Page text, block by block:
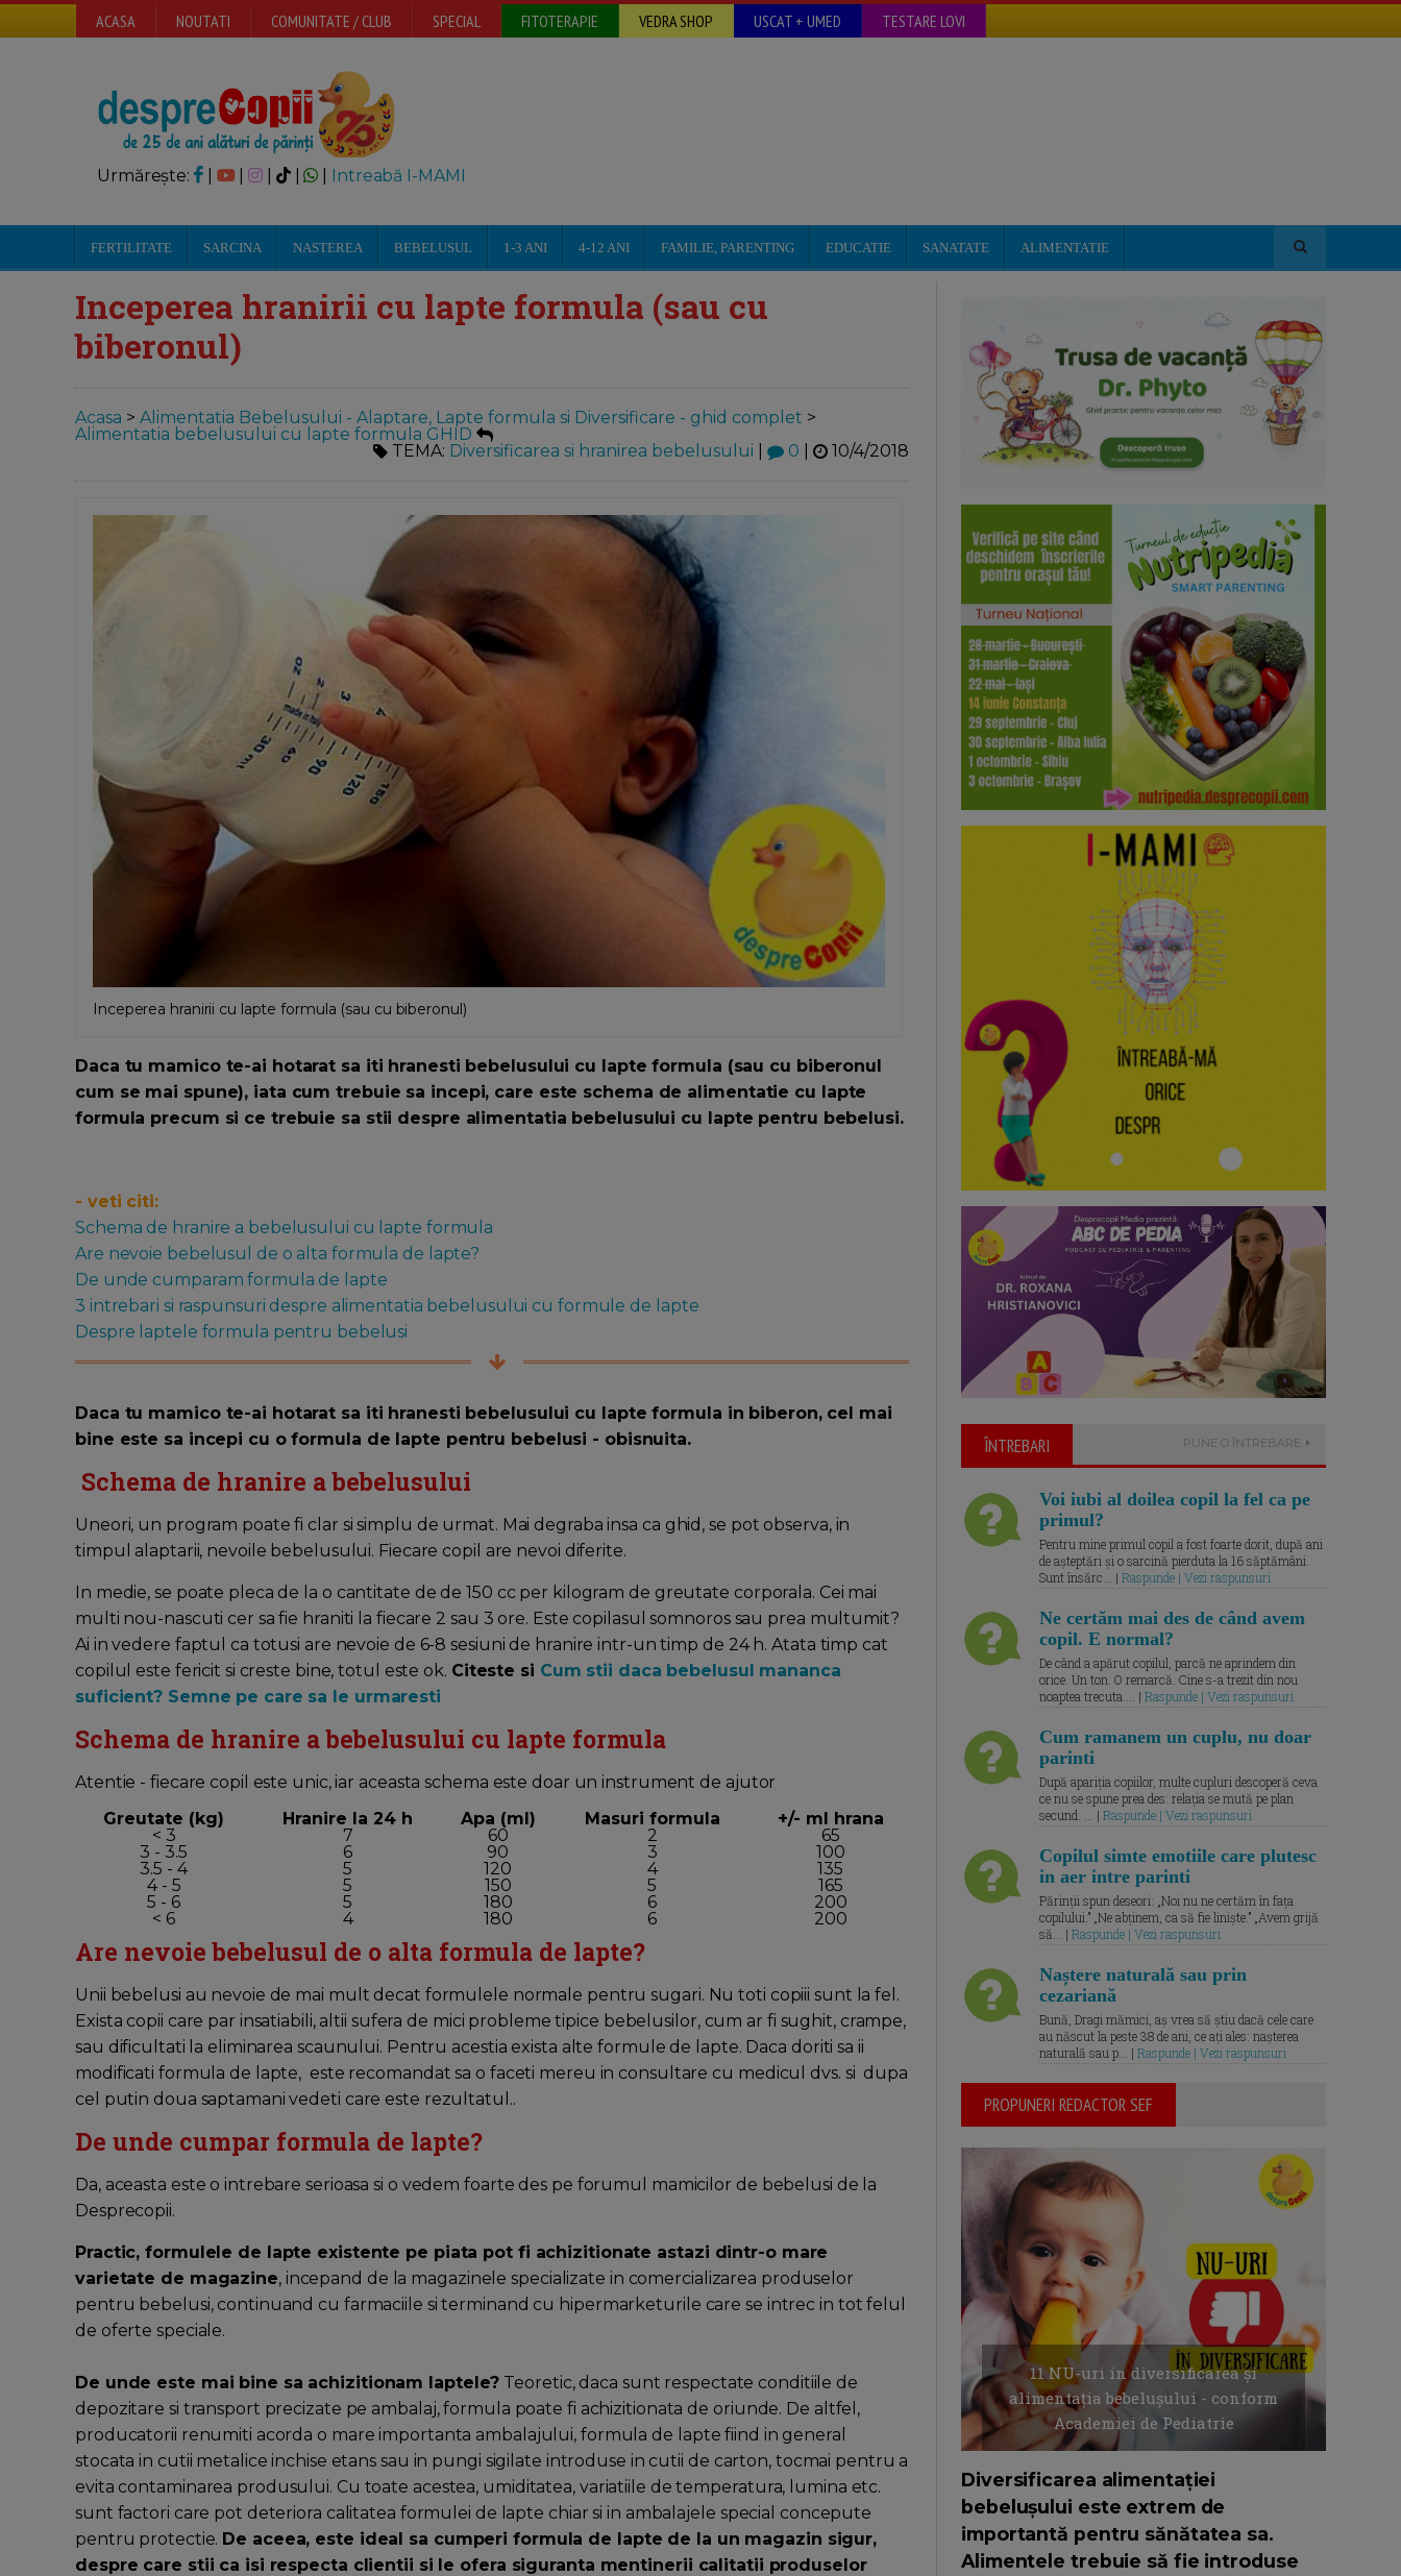
ACASA NOUTATI COMUNITATE / CLUB SPECIAL FITOTERAPIE VEDRA SHOP USCAT + UMED TESTARE LOVI
Urmărește: | | Intreabă I-MAMI
FERTILITATE SARCINA NASTEREA BEBELUSUL 1-3 ANI 4-12 ANI FAMILIE, PARENTING EDUCATIE SANATATE ALIMENTATIE
Inceperea hranirii cu lapte formula (sau cu
biberonul)
Acasa > Alimentatia Bebelusului - Alaptare, Lapte formula si Diversificare - ghid complet >
Alimentatia bebelusului cu lapte formula GHID
TEMA: Diversificarea si hranirea bebelusului 0 10/4/2018
Inceperea hranirii cu lapte formula (sau cu biberonul)
Daca tu mamico te-ai hotarat sa iti hranesti bebelusului cu lapte formula (sau cu biberonul
cum se mai spune), iata cum trebuie sa incepi, care este schema de alimentatie cu lapte
formula precum si ce trebuie sa stii despre alimentatia bebelusului cu lapte pentru bebelusi.
- veti citi:
Schema de hranire a bebelusului cu lapte formula
Are nevoie bebelusul de o alta formula de lapte?
De unde cumparam formula de lapte
3 intrebari si raspunsuri despre alimentatia bebelusului cu formule de lapte
Despre laptele formula pentru bebelusi
Daca tu mamico te-ai hotarat sa iti hranesti bebelusului cu lapte formula in biberon, cel mai
bine este sa incepi cu o formula de lapte pentru bebelusi - obisnuita.
Schema de hranire a bebelusului
Uneori, un program poate fi clar si simplu de urmat. Mai degraba insa ca ghid, se pot observa, in
timpul alaptarii, nevoile bebelusului. Fiecare copil are nevoi diferite.
In medie, se poate pleca de la o cantitate de de 150 cc per kilogram de greutate corporala. Cei mai
multi nou-nascuti cer sa fie hraniti la fiecare 2 sau 3 ore. Este copilasul somnoros sau prea multumit?
Ai in vedere faptul ca totusi are nevoie de 6-8 sesiuni de hranire intr-un timp de 24 h. Atata timp cat
copilul este fericit si creste bine, totul este ok. Citeste si Cum stii daca bebelusul mananca
suficient? Semne pe care sa le urmaresti
Schema de hranire a bebelusului cu lapte formula
Atentie - fiecare copil este unic, iar aceasta schema este doar un instrument de ajutor
Greutate (kg)
Hranire la 24 h Apa (ml) Masuri formula
+/- ml hrana
< 3
3 - 3.5
3.5 - 4
4 - 5
5 - 6
< 6
7
6
5
5
5
4
60
90
120
150
180
180
2
3
4
5
6
6
65
100
135
165
200
200
Are nevoie bebelusul de o alta formula de lapte?
Unii bebelusi au nevoie de mai mult decat formulele normale pentru sugari. Nu toti copiii sunt la fel.
Exista copii care par insatiabili, altii sufera de mici probleme tipice bebelusilor, cum ar fi sughit, crampe,
sau dificultati la eliminarea scaunului. Pentru acestia exista alte formule de lapte. Daca doriti sa ii
modificati formula de lapte, este recomandat sa o faceti mereu in consultare cu medicul dvs. si dupa
cel putin doua saptamani vedeti care este rezultatul..
De unde cumpar formula de lapte?
Da, aceasta este o intrebare serioasa si o vedem foarte des pe forumul mamicilor de bebelusi de la
Desprecopii.
Practic, formulele de lapte existente pe piata pot fi achizitionate astazi dintr-o mare
varietate de magazine, incepand de la magazinele specializate in comercializarea produselor
pentru bebelusi, continuand cu farmaciile si terminand cu hipermarketurile care se intrec in tot felul
de oferte speciale.
De unde este mai bine sa achizitionam laptele? Teoretic, daca sunt respectate conditiile de
depozitare si transport precizate pe ambalaj, formula poate fi achizitionata de oriunde. De altfel,
producatorii renumiti acorda o mare importanta ambalajului, formula de lapte fiind in general
stocata in cutii metalice inchise etans sau in pungi sigilate introduse in cutii de carton, tocmai pentru a
evita contaminarea produsului. Cu toate acestea, umiditatea, variatiile de temperatura, lumina etc.
sunt factori care pot deteriora calitatea formulei de lapte chiar si in ambalajele special concepute
pentru protectie. De aceea, este ideal sa cumperi formula de lapte de la un magazin sigur,
despre care stii ca isi respecta clientii si le ofera siguranta mentinerii calitatii produselor
ÎNTREBARI PUNE O ÎNTREBARE
Voi iubi al doilea copil la fel ca pe
primul?
Pentru mine primul copil a fost foarte dorit, după ani
de așteptări și o sarcină pierduta la 16 săptămâni.
Sunt însărc... | Raspunde | Vezi raspunsuri
Ne certăm mai des de când avem
copil. E normal?
De când a apărut copilul, parcă ne aprindem din
orice. Un ton. O remarcă. Cine s-a trezit din nou
noaptea trecuta.... | Raspunde | Vezi raspunsuri
Cum ramanem un cuplu, nu doar
parinti
După apariția copiilor, multe cupluri descoperă ceva
ce nu se spune prea des: relația se mută pe plan
secund. ... | Raspunde | Vezi raspunsuri
Copilul simte emotiile care plutesc
in aer intre parinti
Părinții spun deseori: „Noi nu ne certăm în fața
copilului.” „Ne abținem, ca să fie liniște.” „Avem grijă
să... | Raspunde | Vezi raspunsuri
Naștere naturală sau prin
cezariană
Bună, Dragi mămici, aș vrea să știu dacă cele care
au născut la peste 38 de ani, ce ați ales: nașterea
naturală sau p... | Raspunde | Vezi raspunsuri
PROPUNERI REDACTOR SEF
11 NU-uri in diversificarea și
alimentația bebelușului - conform
Academiei de Pediatrie
Diversificarea alimentației
bebelușului este extrem de
importantă pentru sănătatea sa.
Alimentele trebuie să fie introduse